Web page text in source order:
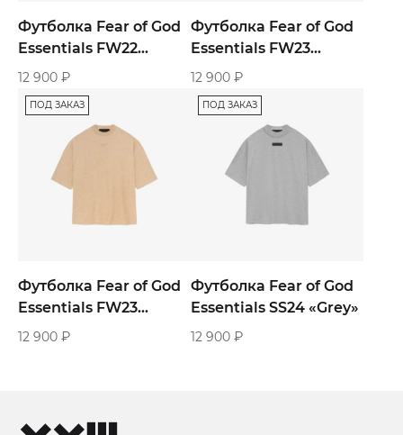
Футболка Fear of God
Essentials FW22
«Plum»
12 900 ₽
Футболка Fear of God
Essentials FW23
«Black»
12 900 ₽
ПОД ЗАКАЗ
Футболка Fear of God
Essentials FW23
«Beige»
12 900 ₽
ПОД ЗАКАЗ
Футболка Fear of God
Essentials SS24 «Grey»
12 900 ₽